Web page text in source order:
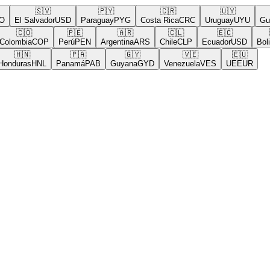
🇸🇻
El SalvadorUSD
🇵🇾
ParaguayPYG
🇨🇷
Costa RicaCRC
🇺🇾
UruguayUYU
🇨🇴
COP
🇵🇪
PerúPEN
🇦🇷
ArgentinaARS
🇨🇱
ChileCLP
🇪🇨
EcuadorUSD
🇭🇳
HNL
🇵🇦
PanamáPAB
🇬🇾
GuyanaGYD
🇻🇪
VenezuelaVES
🇪🇺
UEEUR